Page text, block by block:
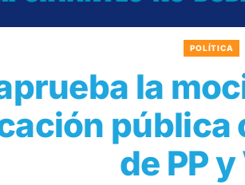
POLÍTICA
la
pública
de PP